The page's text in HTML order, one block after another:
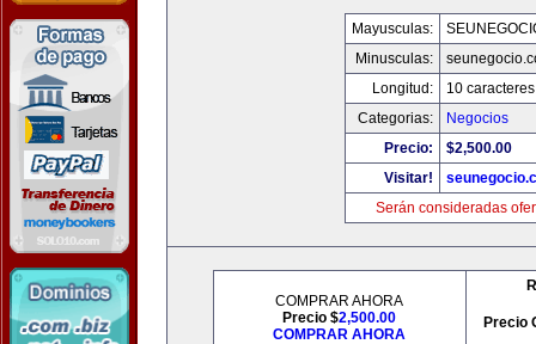
Mayusculas:
Minusculas:
Longitud:
10 caracteres
Categorias:
Negocios
Precio:
$2,500.00
Visitar!
Serán consideradas
COMPRAR AHORA
Precio $2,500.00
COMPRAR AHORA
Precio